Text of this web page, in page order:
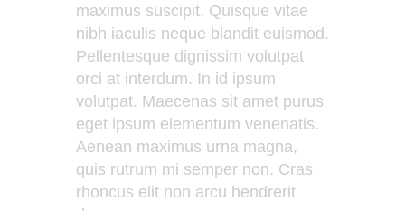
maximus suscipit. Quisque vitae
nibh iaculis neque blandit euismod.
Pellentesque dignissim volutpat
orci at interdum. In id ipsum
volutpat. Maecenas sit amet purus
eget ipsum elementum venenatis.
Aenean maximus urna magna,
quis rutrum mi semper non. Cras
rhoncus elit non arcu hendrerit